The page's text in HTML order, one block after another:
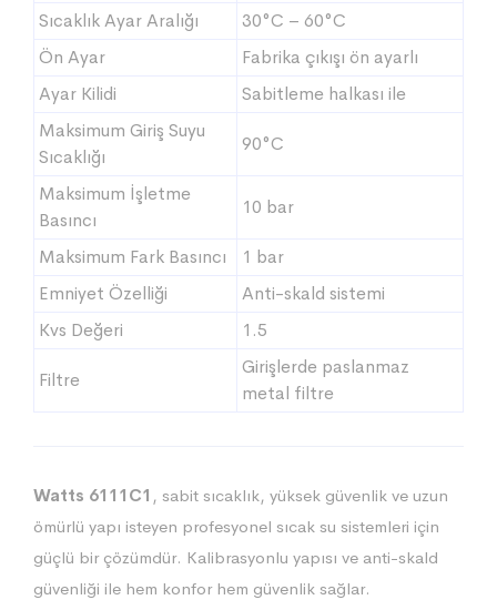
Sıcaklık Ayar Aralığı
30°C – 60°C
Ön Ayar
Fabrika çıkışı ön ayarlı
Ayar Kilidi
Sabitleme halkası ile
Maksimum Giriş Suyu
Sıcaklığı
90°C
Maksimum İşletme
Basıncı
10 bar
Maksimum Fark Basıncı
1 bar
Emniyet Özelliği
Anti-skald sistemi
Kvs Değeri
1.5
Filtre
Girişlerde paslanmaz
metal filtre
Watts 6111C1 , sabit sıcaklık, yüksek güvenlik ve uzun
ömürlü yapı isteyen profesyonel sıcak su sistemleri için
güçlü bir çözümdür. Kalibrasyonlu yapısı ve anti-skald
güvenliği ile hem konfor hem güvenlik sağlar.